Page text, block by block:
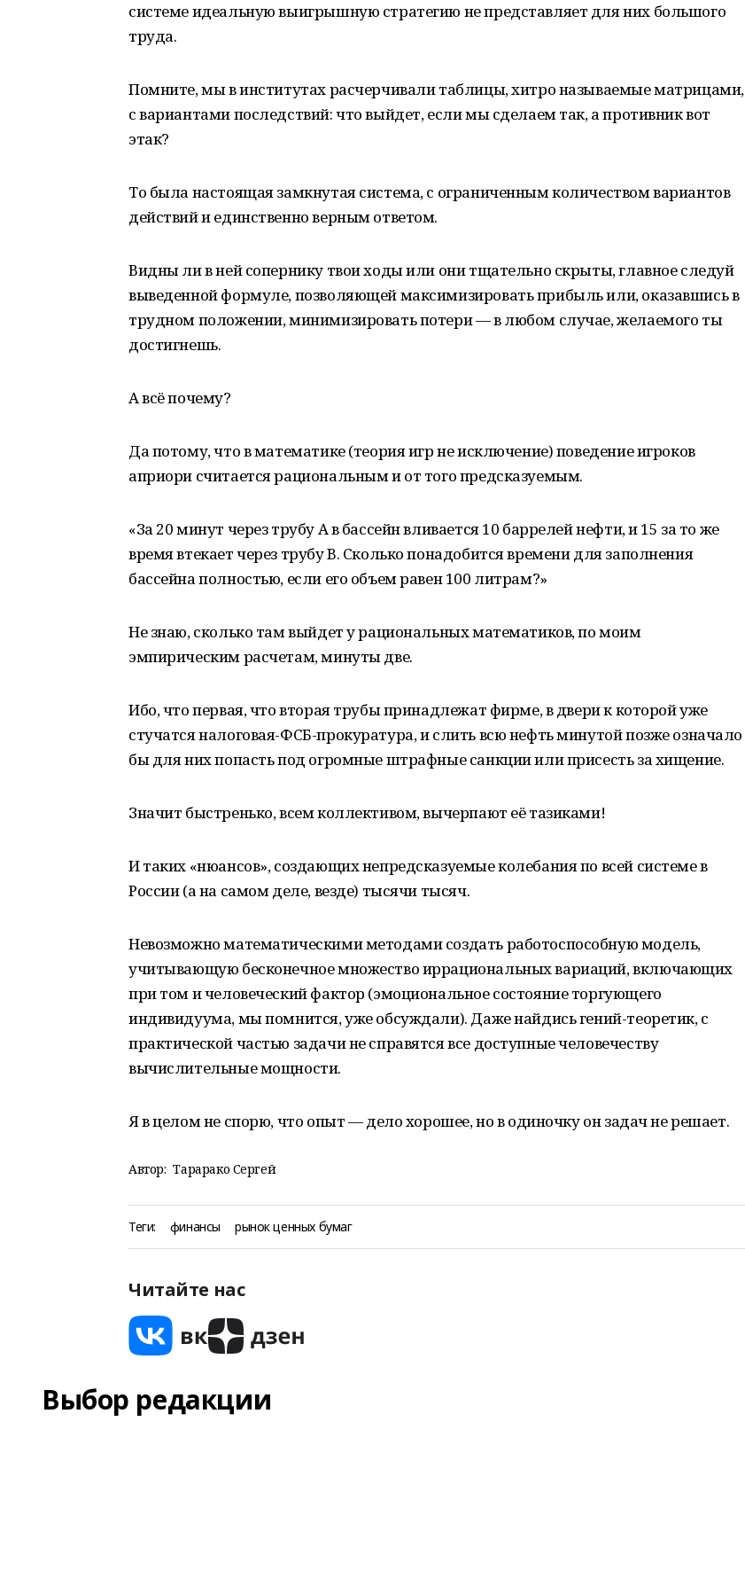
системе идеальную выигрышную стратегию не представляет для них большого
труда.
Помните, мы в институтах расчерчивали таблицы, хитро называемые матрицами,
с вариантами последствий: что выйдет, если мы сделаем так, а противник вот
этак?
То была настоящая замкнутая система, с ограниченным количеством вариантов
действий и единственно верным ответом.
Видны ли в ней сопернику твои ходы или они тщательно скрыты, главное следуй
выведенной формуле, позволяющей максимизировать прибыль или, оказавшись в
трудном положении, минимизировать потери — в любом случае, желаемого ты
достигнешь.
А всё почему?
Да потому, что в математике (теория игр не исключение) поведение игроков
априори считается рациональным и от того предсказуемым.
«За 20 минут через трубу А в бассейн вливается 10 баррелей нефти, и 15 за то же
время втекает через трубу B. Сколько понадобится времени для заполнения
бассейна полностью, если его объем равен 100 литрам?»
Не знаю, сколько там выйдет у рациональных математиков, по моим
эмпирическим расчетам, минуты две.
Ибо, что первая, что вторая трубы принадлежат фирме, в двери к которой уже
стучатся налоговая-ФСБ-прокуратура, и слить всю нефть минутой позже означало
бы для них попасть под огромные штрафные санкции или присесть за хищение.
Значит быстренько, всем коллективом, вычерпают её тазиками!
И таких «нюансов», создающих непредсказуемые колебания по всей системе в
России (а на самом деле, везде) тысячи тысяч.
Невозможно математическими методами создать работоспособную модель,
учитывающую бесконечное множество иррациональных вариаций, включающих
при том и человеческий фактор (эмоциональное состояние торгующего
индивидуума, мы помнится, уже обсуждали). Даже найдись гений-теоретик, с
практической частью задачи не справятся все доступные человечеству
вычислительные мощности.
Я в целом не спорю, что опыт — дело хорошее, но в одиночку он задач не решает.
Автор: Тарарако Сергей
Теги: финансы рынок ценных бумаг
Читайте нас
Выбор редакции